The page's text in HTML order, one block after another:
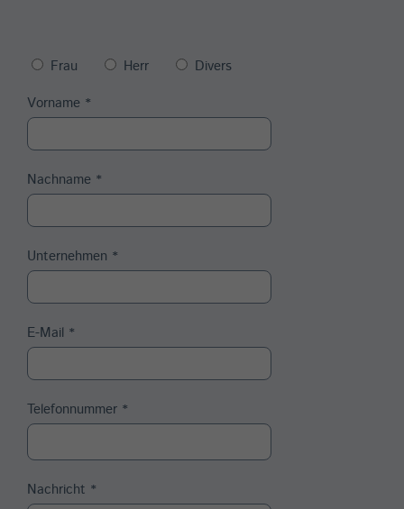
Frau Herr
Divers
Vorname *
Nachname *
Unternehmen *
E-Mail *
Telefonnummer *
Nachricht *